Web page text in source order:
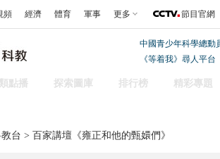
頻 經濟 體育 軍事 更多 節目官網
中國青少年科學總動
《等着我》尋人平台
點播 探索圖庫 排行榜 精彩專題
台 > 百家講壇《雍正和他的甄嬛們》